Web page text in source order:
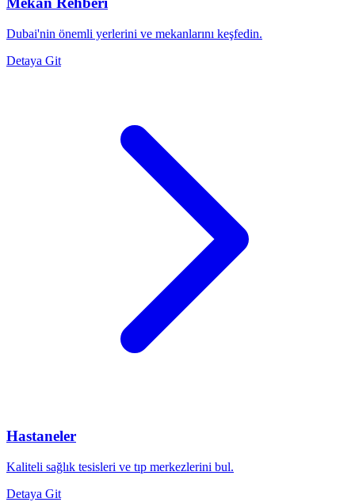
Dubai'nin önemli yerlerini ve mekanlarını keşfedin.
Detaya Git
Hastaneler
Kaliteli sağlık tesisleri ve tıp merkezlerini bul.
Detaya Git